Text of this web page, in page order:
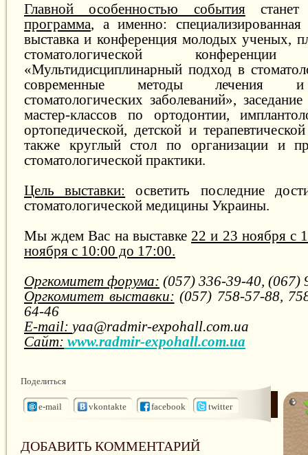
Главной особенностью события
программа, а именно: специализированная
выставка и конференция молодых ученых,
стоматологической
«Мультидисциплинарный подход в
современные методы лечения и
стоматологических заболеваний»,
мастер-классов по ортодонтии,
ортопедической, детской и
также круглый стол по организации и
стоматологической практики.
Цель выставки: осветить последние
стоматологической медицины Украины.
Мы ждем Вас на выставке 22 и 23 ноября с
ноября с 10:00 до 17:00.
Оргкомитет форума: (057) 336-39-40, (067)
Оргкомитет выставки: (057) 758-57-88,
64-46
E-mail: yaa@radmir-expohall.com.ua
Сайт: www.radmir-expohall.com.ua
Поделиться
e-mail vkontakte facebook twitter
ДОБАВИТЬ КОММЕНТАРИЙ